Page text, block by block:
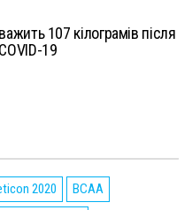
107 кілограмів після
19
2020
BCAA